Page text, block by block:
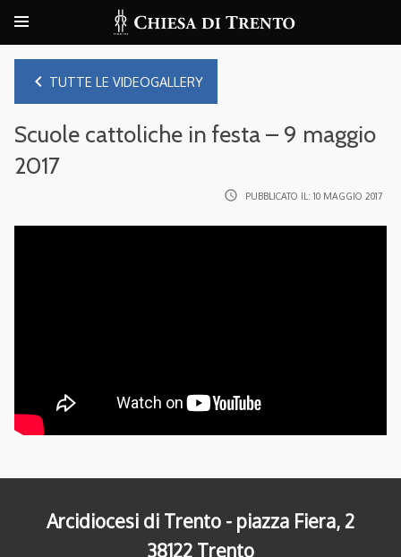
navigate_before TUTTE LE VIDEOGALLERY
Scuole cattoliche in festa – 9 maggio
2017
access_time PUBBLICATO IL: 10 MAGGIO 2017
Arcidiocesi di Trento - piazza Fiera, 2
38122 Trento